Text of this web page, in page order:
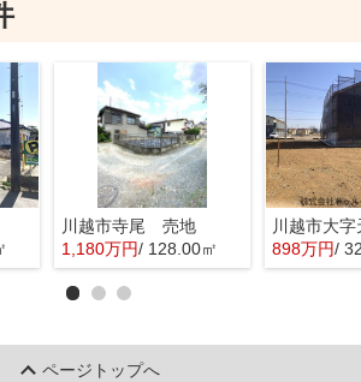
川越市寺尾 売地
1,180万円/ 128.00㎡ 898万円/
ページトップへ